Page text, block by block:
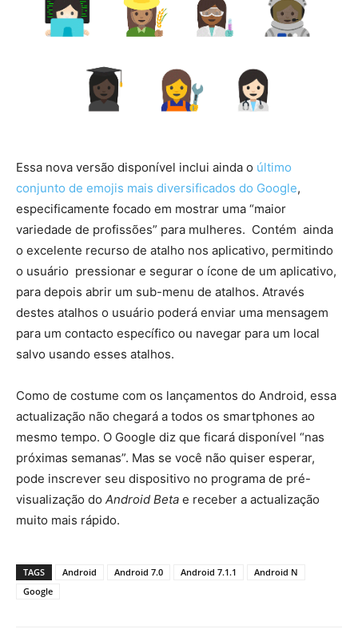
Essa nova versão disponível inclui ainda o último
conjunto de emojis mais diversificados do Google,
especificamente focado em mostrar uma “maior
variedade de profissões” para mulheres. Contém ainda
o excelente recurso de atalho nos aplicativo, permitindo
o usuário pressionar e segurar o ícone de um aplicativo,
para depois abrir um sub-menu de atalhos. Através
destes atalhos o usuário poderá enviar uma mensagem
para um contacto específico ou navegar para um local
salvo usando esses atalhos.
Como de costume com os lançamentos do Android, essa
actualização não chegará a todos os smartphones ao
mesmo tempo. O Google diz que ficará disponível “nas
próximas semanas”. Mas se você não quiser esperar,
pode inscrever seu dispositivo no programa de pré-
visualização do Android Beta e receber a actualização
muito mais rápido.
TAGS Android Android 7.0 Android 7.1.1
Android N
Google